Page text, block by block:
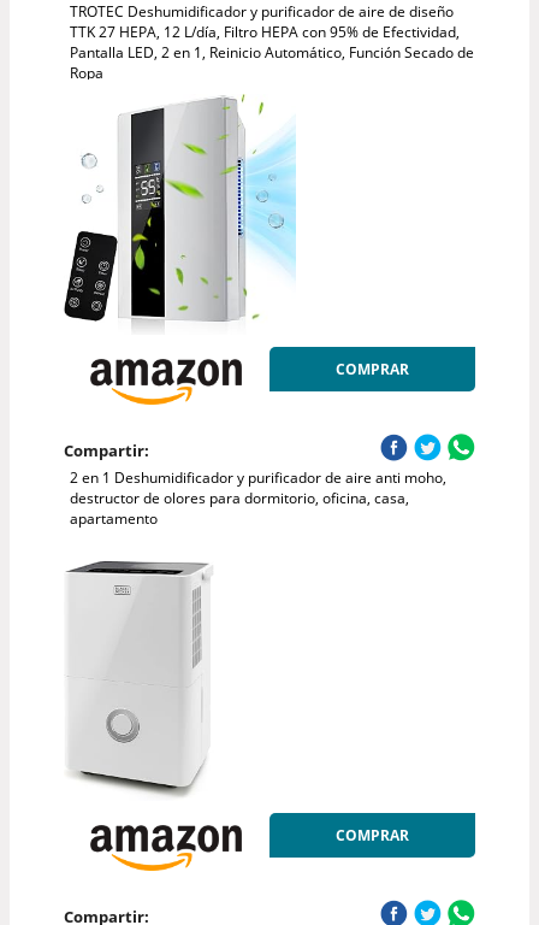
TROTEC Deshumidificador y purificador de aire de diseño
TTK 27 HEPA, 12 L/día, Filtro HEPA con 95% de Efectividad,
Pantalla LED, 2 en 1, Reinicio Automático, Función Secado de
Ropa
COMPRAR
Compartir:
2 en 1 Deshumidificador y purificador de aire anti moho,
destructor de olores para dormitorio, oficina, casa,
apartamento
COMPRAR
Compartir: